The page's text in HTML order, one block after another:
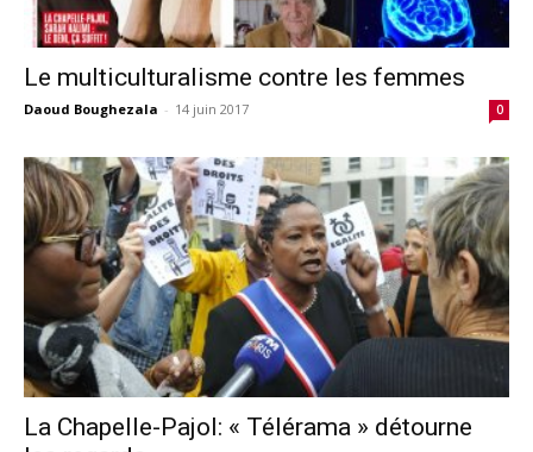
Le multiculturalisme contre les femmes
Daoud Boughezala - 14 juin 2017 0
La Chapelle-Pajol: « Télérama » détourne